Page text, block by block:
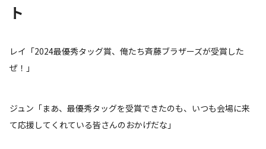
ト
レイ「2024最優秀タッグ賞、俺たち斉藤ブラザーズが受賞した
ぜ！」
ジュン「まあ、最優秀タッグを受賞できたのも、いつも会場に来
て応援してくれている皆さんのおかげだな」